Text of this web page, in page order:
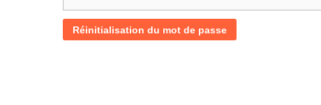
Réinitialisation du mot de passe